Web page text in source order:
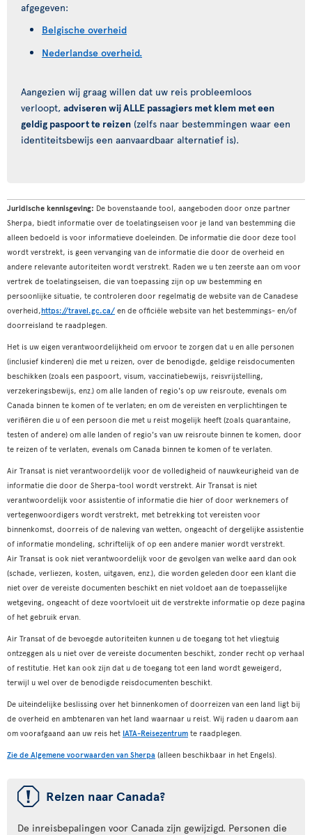
afgegeven:
Belgische overheid
Nederlandse overheid.
Aangezien wij graag willen dat uw reis probleemloos
verloopt, adviseren wij ALLE passagiers met klem met een
geldig paspoort te reizen (zelfs naar bestemmingen waar een
identiteitsbewijs een aanvaardbaar alternatief is).
Juridische kennisgeving: De bovenstaande tool, aangeboden door onze partner
Sherpa, biedt informatie over de toelatingseisen voor je land van bestemming die
alleen bedoeld is voor informatieve doeleinden. De informatie die door deze tool
wordt verstrekt, is geen vervanging van de informatie die door de overheid en
andere relevante autoriteiten wordt verstrekt. Raden we u ten zeerste aan om voor
vertrek de toelatingseisen, die van toepassing zijn op uw bestemming en
persoonlijke situatie, te controleren door regelmatig de website van de Canadese
overheid,https://travel.gc.ca/ en de officiële website van het bestemmings- en/of
doorreisland te raadplegen.
Het is uw eigen verantwoordelijkheid om ervoor te zorgen dat u en alle personen
(inclusief kinderen) die met u reizen, over de benodigde, geldige reisdocumenten
beschikken (zoals een paspoort, visum, vaccinatiebewijs, reisvrijstelling,
verzekeringsbewijs, enz.) om alle landen of regio's op uw reisroute, evenals om
Canada binnen te komen of te verlaten; en om de vereisten en verplichtingen te
verifiëren die u of een persoon die met u reist mogelijk heeft (zoals quarantaine,
testen of andere) om alle landen of regio's van uw reisroute binnen te komen, door
te reizen of te verlaten, evenals om Canada binnen te komen of te verlaten.
Air Transat is niet verantwoordelijk voor de volledigheid of nauwkeurigheid van de
informatie die door de Sherpa-tool wordt verstrekt. Air Transat is niet
verantwoordelijk voor assistentie of informatie die hier of door werknemers of
vertegenwoordigers wordt verstrekt, met betrekking tot vereisten voor
binnenkomst, doorreis of de naleving van wetten, ongeacht of dergelijke assistentie
of informatie mondeling, schriftelijk of op een andere manier wordt verstrekt.
Air Transat is ook niet verantwoordelijk voor de gevolgen van welke aard dan ook
(schade, verliezen, kosten, uitgaven, enz.), die worden geleden door een klant die
niet over de vereiste documenten beschikt en niet voldoet aan de toepasselijke
wetgeving, ongeacht of deze voortvloeit uit de verstrekte informatie op deze pagina
of het gebruik ervan.
Air Transat of de bevoegde autoriteiten kunnen u de toegang tot het vliegtuig
ontzeggen als u niet over de vereiste documenten beschikt, zonder recht op verhaal
of restitutie. Het kan ook zijn dat u de toegang tot een land wordt geweigerd,
terwijl u wel over de benodigde reisdocumenten beschikt.
De uiteindelijke beslissing over het binnenkomen of doorreizen van een land ligt bij
de overheid en ambtenaren van het land waarnaar u reist. Wij raden u daarom aan
om voorafgaand aan uw reis het IATA-Reisezentrum te raadplegen.
Zie de Algemene voorwaarden van Sherpa (alleen beschikbaar in het Engels).
ü Reizen naar Canada?
De inreisbepalingen voor Canada zijn gewijzigd. Personen die